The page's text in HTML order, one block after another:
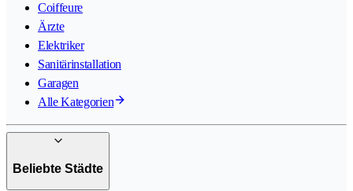
Coiffeure
Ärzte
Elektriker
Sanitärinstallation
Garagen
Alle Kategorien
Beliebte Städte